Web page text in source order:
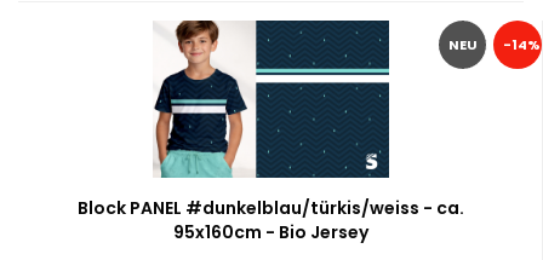
NEU -14%
Block PANEL #dunkelblau/türkis/weiss - ca.
95x160cm - Bio Jersey